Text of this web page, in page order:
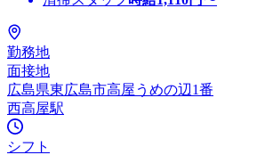
勤務地
面接地
広島県東広島市高屋うめの辺1番
西高屋駅
シフト